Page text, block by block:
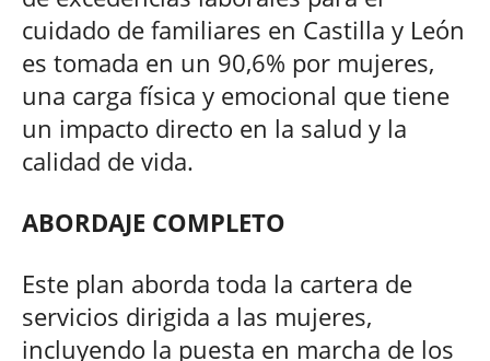
cuidado de familiares en Castilla y León
es tomada en un 90,6% por mujeres,
una carga física y emocional que tiene
un impacto directo en la salud y la
calidad de vida.
ABORDAJE COMPLETO
Este plan aborda toda la cartera de
servicios dirigida a las mujeres,
incluyendo la puesta en marcha de los